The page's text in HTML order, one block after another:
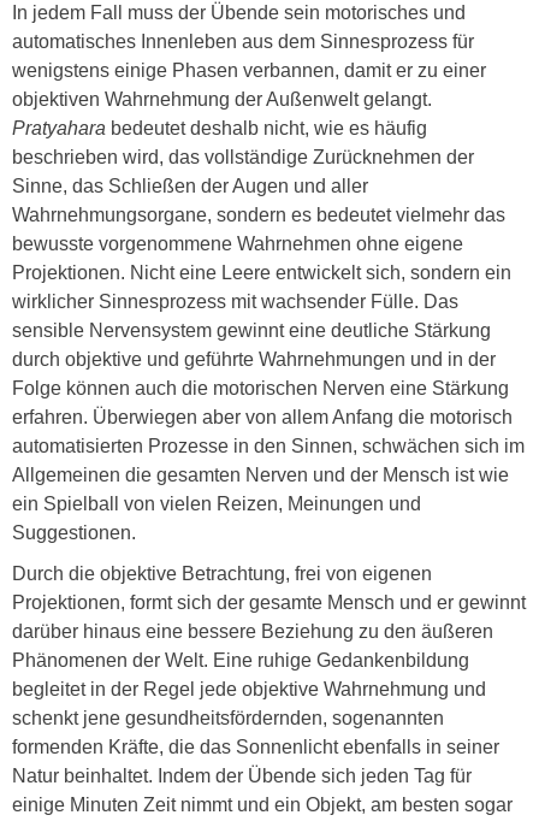
In jedem Fall muss der Übende sein motorisches und
automatisches Innenleben aus dem Sinnesprozess für
wenigstens einige Phasen verbannen, damit er zu einer
objektiven Wahrnehmung der Außenwelt gelangt.
Pratyahara bedeutet deshalb nicht, wie es häufig
beschrieben wird, das vollständige Zurücknehmen der
Sinne, das Schließen der Augen und aller
Wahrnehmungsorgane, sondern es bedeutet vielmehr das
bewusste vorgenommene Wahrnehmen ohne eigene
Projektionen. Nicht eine Leere entwickelt sich, sondern ein
wirklicher Sinnesprozess mit wachsender Fülle. Das
sensible Nervensystem gewinnt eine deutliche Stärkung
durch objektive und geführte Wahrnehmungen und in der
Folge können auch die motorischen Nerven eine Stärkung
erfahren. Überwiegen aber von allem Anfang die motorisch
automatisierten Prozesse in den Sinnen, schwächen sich im
Allgemeinen die gesamten Nerven und der Mensch ist wie
ein Spielball von vielen Reizen, Meinungen und
Suggestionen.
Durch die objektive Betrachtung, frei von eigenen
Projektionen, formt sich der gesamte Mensch und er gewinnt
darüber hinaus eine bessere Beziehung zu den äußeren
Phänomenen der Welt. Eine ruhige Gedankenbildung
begleitet in der Regel jede objektive Wahrnehmung und
schenkt jene gesundheitsfördernden, sogenannten
formenden Kräfte, die das Sonnenlicht ebenfalls in seiner
Natur beinhaltet. Indem der Übende sich jeden Tag für
einige Minuten Zeit nimmt und ein Objekt, am besten sogar